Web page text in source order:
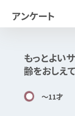
アンケート
もっとよい
齢をおしえ
〜11才
この